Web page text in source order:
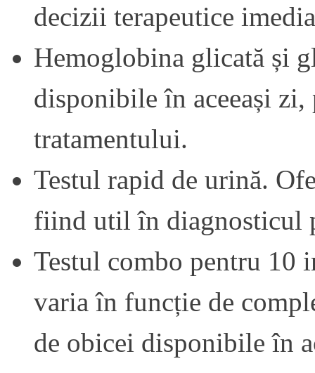
decizii terapeutice
Hemoglobina glicată și
disponibile în aceeași zi,
tratamentului.
Testul rapid de urină.
fiind util în diagnosticul
Testul combo pentru 10
varia în funcție de
de obicei disponibile în